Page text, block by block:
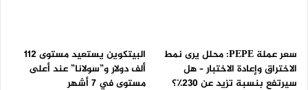
سعر عملة PEPE: محلل يرى نمط
الاختراق وإعادة الاختبار – هل
سيرتفع بنسبة تزيد عن 230٪؟
البيتكوين يستعيد مستوى 112
ألف دولار و”سولانا” عند أعلى
مستوى في 7 أشهر